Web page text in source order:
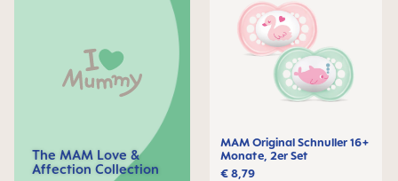
The MAM Love &
Affection Collection
MAM Original Schnuller 16+
Monate, 2er Set
€ 8,79